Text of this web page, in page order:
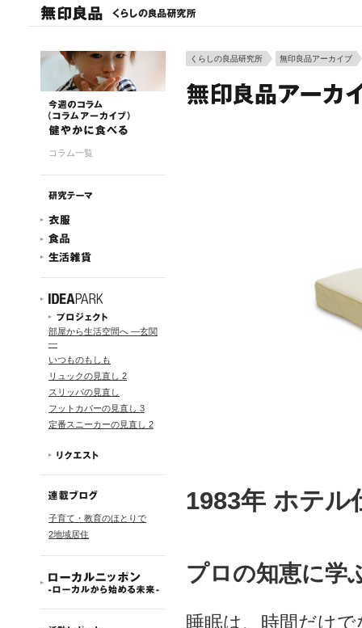
コラム一覧
部屋から生活空間へ ―玄関
―
いつものもしも
リュックの見直し 2
スリッパの見直し
フットカバーの見直し 3
定番スニーカーの見直し 2
子育て・教育のほとりで
2地域居住
くらしの良品研究所 無印良品アーカイブ
1983年 ホテ
プロの知恵に学
睡眠は、時間だけ